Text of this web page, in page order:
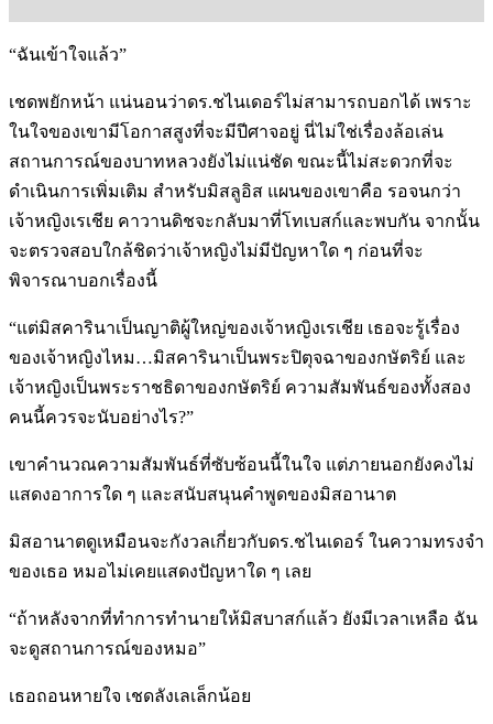
“ฉันเข้าใจแล้ว”
เชดพยักหน้า แน่นอนว่าดร.ชไนเดอร์ไม่สามารถบอกได้ เพราะ
ในใจของเขามีโอกาสสูงที่จะมีปีศาจอยู่ นี่ไม่ใช่เรื่องล้อเล่น
สถานการณ์ของบาทหลวงยังไม่แน่ชัด ขณะนี้ไม่สะดวกที่จะ
ดำเนินการเพิ่มเติม สำหรับมิสลูอิส แผนของเขาคือ รอจนกว่า
เจ้าหญิงเรเชีย คาวานดิชจะกลับมาที่โทเบสก์และพบกัน จากนั้น
จะตรวจสอบใกล้ชิดว่าเจ้าหญิงไม่มีปัญหาใด ๆ ก่อนที่จะ
พิจารณาบอกเรื่องนี้
“แต่มิสคารินาเป็นญาติผู้ใหญ่ของเจ้าหญิงเรเชีย เธอจะรู้เรื่อง
ของเจ้าหญิงไหม…มิสคารินาเป็นพระปิตุจฉาของกษัตริย์ และ
เจ้าหญิงเป็นพระราชธิดาของกษัตริย์ ความสัมพันธ์ของทั้งสอง
คนนี้ควรจะนับอย่างไร?”
เขาคำนวณความสัมพันธ์ที่ซับซ้อนนี้ในใจ แต่ภายนอกยังคงไม่
แสดงอาการใด ๆ และสนับสนุนคำพูดของมิสอานาต
มิสอานาตดูเหมือนจะกังวลเกี่ยวกับดร.ชไนเดอร์ ในความทรงจำ
ของเธอ หมอไม่เคยแสดงปัญหาใด ๆ เลย
“ถ้าหลังจากที่ทำการทำนายให้มิสบาสก์แล้ว ยังมีเวลาเหลือ ฉัน
จะดูสถานการณ์ของหมอ”
เธอถอนหายใจ เชดลังเลเล็กน้อย